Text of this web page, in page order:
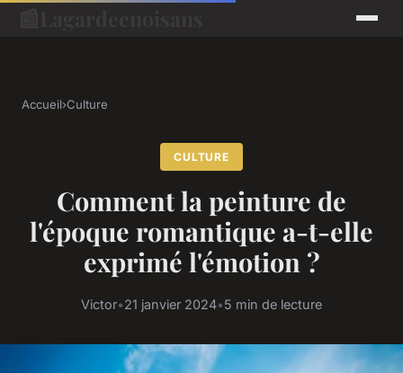
Accueil›Culture
CULTURE
Comment la peinture de
l'époque romantique a-t-elle
exprimé l'émotion ?
Victor•21 janvier 2024•5 min de lecture